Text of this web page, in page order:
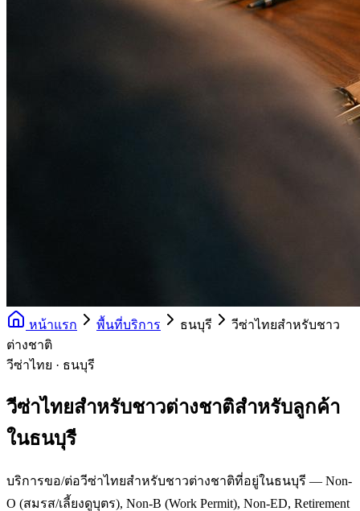
หน้าแรก พื้นที่บริการ ธนบุรี
วีซ่าไทยสำหรับชาว
ต่างชาติ
วีซ่าไทย · ธนบุรี
วีซ่าไทยสำหรับชาวต่างชาติสำหรับลูกค้า
ในธนบุรี
บริการขอ/ต่อวีซ่าไทยสำหรับชาวต่างชาติที่อยู่ในธนบุรี — Non-
O (สมรส/เลี้ยงดูบุตร), Non-B (Work Permit), Non-ED, Retirement